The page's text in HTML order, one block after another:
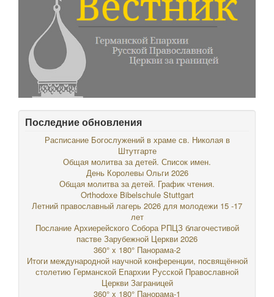
Последние обновления
Расписание Богослужений в храме св. Николая в
Штутгарте
Общая молитва за детей. Список имен.
День Королевы Ольги 2026
Общая молитва за детей. График чтения.
Orthodoxe Bibelschule Stuttgart
Летний православный лагерь 2026 для молодежи 15 -17
лет
Послание Архиерейского Собора РПЦЗ благочестивой
пастве Зарубежной Церкви 2026
360° x 180° Панорама-2
Итоги международной научной конференции, посвящённой
столетию Германской Епархии Русской Православной
Церкви Заграницей
360° x 180° Панорама-1